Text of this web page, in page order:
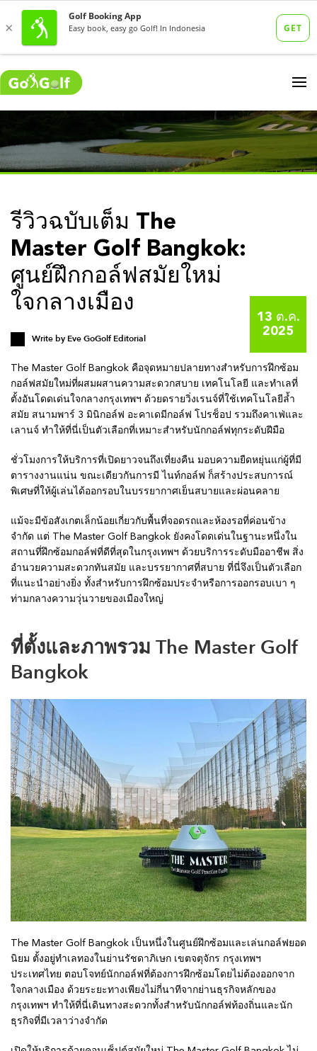
รีวิวฉบับเต็ม The
Master Golf Bangkok:
ศูนย์ฝึกกอล์ฟสมัยใหม่
ใจกลางเมือง
13 ต.ค.
2025
Write by Eve GoGolf Editorial
The Master Golf Bangkok คือจุดหมายปลายทางสำหรับการฝึกซ้อม
กอล์ฟสมัยใหม่ที่ผสมผสานความสะดวกสบาย เทคโนโลยี และทำเลที่
ตั้งอันโดดเด่นใจกลางกรุงเทพฯ ด้วยดรายวิ่งเรนจ์ที่ใช้เทคโนโลยีล้ำ
สมัย สนามพาร์ 3 มินิกอล์ฟ อะคาเดมีกอล์ฟ โปรช็อป รวมถึงคาเฟ่และ
เลานจ์ ทำให้ที่นี่เป็นตัวเลือกที่เหมาะสำหรับนักกอล์ฟทุกระดับฝีมือ
ชั่วโมงการให้บริการที่เปิดยาวจนถึงเที่ยงคืน มอบความยืดหยุ่นแก่ผู้ที่มี
ตารางงานแน่น ขณะเดียวกันการมี ไนท์กอล์ฟ ก็สร้างประสบการณ์
พิเศษที่ให้ผู้เล่นได้ออกรอบในบรรยากาศเย็นสบายและผ่อนคลาย
แม้จะมีข้อสังเกตเล็กน้อยเกี่ยวกับพื้นที่จอดรถและห้องรอที่ค่อนข้าง
จำกัด แต่ The Master Golf Bangkok ยังคงโดดเด่นในฐานะหนึ่งใน
สถานที่ฝึกซ้อมกอล์ฟที่ดีที่สุดในกรุงเทพฯ ด้วยบริการระดับมืออาชีพ สิ่ง
อำนวยความสะดวกทันสมัย และบรรยากาศที่สบาย ที่นี่จึงเป็นตัวเลือก
ที่แนะนำอย่างยิ่ง ทั้งสำหรับการฝึกซ้อมประจำหรือการออกรอบเบา ๆ
ท่ามกลางความวุ่นวายของเมืองใหญ่
ที่ตั้งและภาพรวม The Master Golf
Bangkok
The Master Golf Bangkok เป็นหนึ่งในศูนย์ฝึกซ้อมและเล่นกอล์ฟยอด
นิยม ตั้งอยู่ทำเลทองในย่านรัชดาภิเษก เขตจตุจักร กรุงเทพฯ
ประเทศไทย ตอบโจทย์นักกอล์ฟที่ต้องการฝึกซ้อมโดยไม่ต้องออกจาก
ใจกลางเมือง ด้วยระยะทางเพียงไม่กี่นาทีจากย่านธุรกิจหลักของ
กรุงเทพฯ ทำให้ที่นี่เดินทางสะดวกทั้งสำหรับนักกอล์ฟท้องถิ่นและนัก
ธุรกิจที่มีเวลาว่างจำกัด